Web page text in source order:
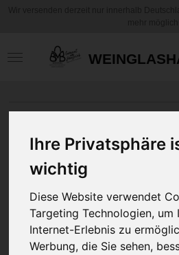
Ihre Privatsphäre
wichtig
Diese Website verwendet
Targeting Technologien, um
Internet-Erlebnis zu
Werbung, die Sie sehen,